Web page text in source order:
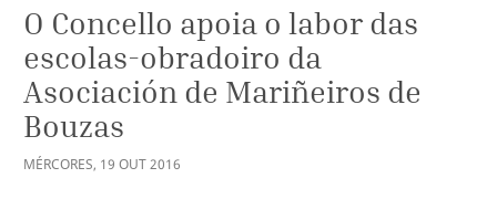
O Concello apoia o labor das
escolas-obradoiro da
Asociación de Mariñeiros de
Bouzas
MÉRCORES, 19 OUT2016